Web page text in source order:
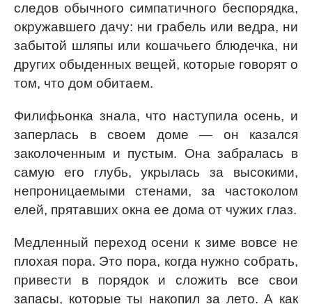
следов обычного симпатичного беспорядка,
окружавшего дачу: ни грабель или ведра, ни
забытой шляпы или кошачьего блюдечка, ни
других обыденных вещей, которые говорят о
том, что дом обитаем.
Филифьонка знала, что наступила осень, и
заперлась в своем доме — он казался
заколоченным и пустым. Она забралась в
самую его глубь, укрылась за высокими,
непроницаемыми стенами, за частоколом
елей, прятавших окна ее дома от чужих глаз.
Медленный переход осени к зиме вовсе не
плохая пора. Это пора, когда нужно собрать,
привести в порядок и сложить все свои
запасы, которые ты накопил за лето. А как